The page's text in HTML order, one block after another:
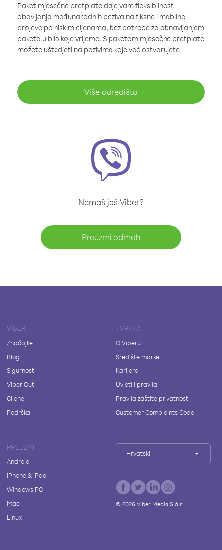
Paket mjesečne pretplate daje vam fleksibilnost
obavljanja međunarodnih poziva na fiksne i mobilne
brojeve po niskim cijenama, bez potrebe za obnavljanjem
paketa u bilo koje vrijeme. S paketom mjesečne pretplate
možete uštedjeti na pozivima koje već ostvarujete
Više odredišta
Nemaš još Viber?
Preuzmi odmah
VIBER
Značajke
Blog
Sigurnost
Viber Out
Cijene
Podrška
TVRTKA
O Viberu
Središte marke
Karijera
Uvjeti i pravila
Pravila zaštite privatnosti
Customer Complaints Code
PREUZMI
Android
iPhone & iPad
Windows PC
Mac
Linux
Hrvatski
© 2026Viber Media S.à r.l.